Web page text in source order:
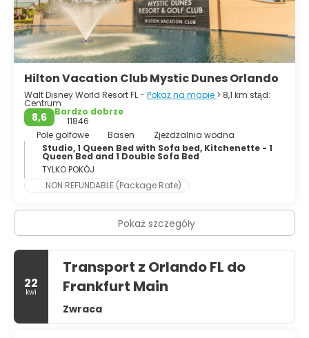
Museum of American Art z ogromną kolekcją szkła
Tiffany'ego, czy Orlando Science Center, z setkami
interaktywnych eksponatów dla odwiedzających w
każdym wieku. Miasto ma bardzo młodzieńczą atmosferę i
tu praktycznie wszystko, czego możesz chcieć. Centrum
miasta ma kilka barów i klubów dla każdej grupy. Krótko
mówiąc, Orlando to naprawdę bardzo fajne miasto.
Hilton Vacation Club Mystic Dunes Orlando
Walt Disney World Resort FL - Pokaż na mapie > 8,1 km stąd:
Centrum
8,6
Bardzo dobrze
11846
Pole golfowe
Basen
Zjeżdżalnia wodna
Studio, 1 Queen Bed with Sofa bed, Kitchenette - 1
Queen Bed and 1 Double Sofa Bed
TYLKO POKÓJ
NON REFUNDABLE (Package Rate)
Pokaż szczegóły
22
kwi
Transport z Orlando FL do
Frankfurt Main
Zwraca